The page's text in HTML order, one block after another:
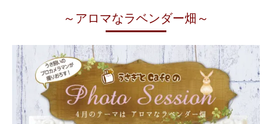
～アロマなラベンダー畑～